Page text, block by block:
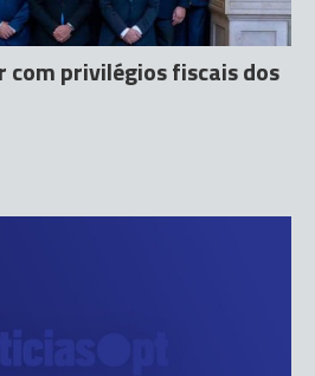
com privilégios fiscais dos